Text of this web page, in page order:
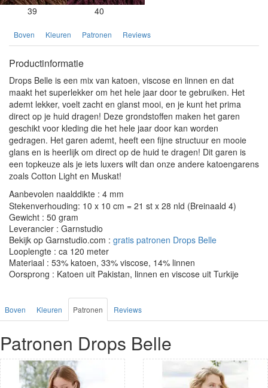
39 40
Boven Kleuren Patronen Reviews
Productinformatie
Drops Belle is een mix van katoen, viscose en linnen en dat
maakt het superlekker om het hele jaar door te gebruiken. Het
ademt lekker, voelt zacht en glanst mooi, en je kunt het prima
direct op je huid dragen! Deze grondstoffen maken het garen
geschikt voor kleding die het hele jaar door kan worden
gedragen. Het garen ademt, heeft een fijne structuur en mooie
glans en is heerlijk om direct op de huid te dragen! Dit garen is
een topkeuze als je iets luxers wilt dan onze andere katoengarens
zoals Cotton Light en Muskat!
Aanbevolen naalddikte : 4 mm
Stekenverhouding: 10 x 10 cm = 21 st x 28 nld (Breinaald 4)
Gewicht : 50 gram
Leverancier : Garnstudio
Bekijk op Garnstudio.com : gratis patronen Drops Belle
Looplengte : ca 120 meter
Materiaal : 53% katoen, 33% viscose, 14% linnen
Oorsprong : Katoen uit Pakistan, linnen en viscose uit Turkije
Boven Kleuren Patronen Reviews
Patronen Drops Belle